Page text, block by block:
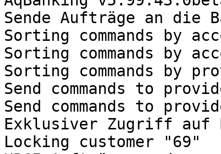
Sende Aufträge an die
Sorting commands by
Sorting commands by
Sorting commands by
Send commands to
Send commands to
Exklusiver Zugriff auf
Locking customer "69"